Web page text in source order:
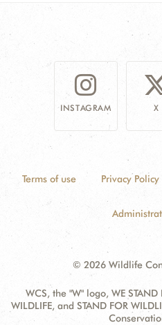
INSTAGRAM X
Terms of use Privacy Policy
© 2026 Wildlife
WCS, the "W" logo, WE STAND
WILDLIFE, and STAND FOR